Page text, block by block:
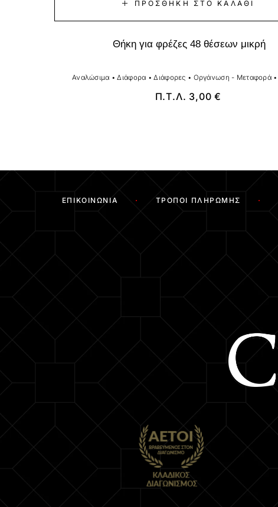
ΠΡΟΣΘΉΚΗ ΣΤΟ ΚΑΛΆΘΙ
Θήκη για φρέζες 48 θέσεων μικρή
Αναλώσιμα •Διάφορα •Διάφορες • Οργάνωση - Μεταφορά •
Π.Τ.Λ. 3,00€
ΕΠΙΚΟΙΝΩΝΊΑ ΤΡΌΠΟΙ ΠΛΗΡΩΜΉΣ